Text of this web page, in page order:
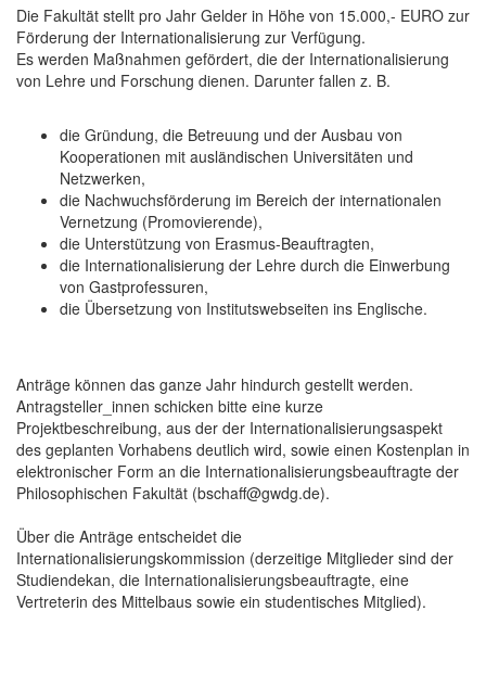
Die Fakultät stellt pro Jahr Gelder in Höhe von 15.000,- EURO zur
Förderung der Internationalisierung zur Verfügung.
Es werden Maßnahmen gefördert, die der Internationalisierung
von Lehre und Forschung dienen. Darunter fallen z. B.
die Gründung, die Betreuung und der Ausbau von
Kooperationen mit ausländischen Universitäten und
Netzwerken,
die Nachwuchsförderung im Bereich der internationalen
Vernetzung (Promovierende),
die Unterstützung von Erasmus-Beauftragten,
die Internationalisierung der Lehre durch die Einwerbung
von Gastprofessuren,
die Übersetzung von Institutswebseiten ins Englische.
Anträge können das ganze Jahr hindurch gestellt werden.
Antragsteller_innen schicken bitte eine kurze
Projektbeschreibung, aus der der Internationalisierungsaspekt
des geplanten Vorhabens deutlich wird, sowie einen Kostenplan in
elektronischer Form an die Internationalisierungsbeauftragte der
Philosophischen Fakultät (bschaff@gwdg.de).
Über die Anträge entscheidet die
Internationalisierungskommission (derzeitige Mitglieder sind der
Studiendekan, die Internationalisierungsbeauftragte, eine
Vertreterin des Mittelbaus sowie ein studentisches Mitglied).